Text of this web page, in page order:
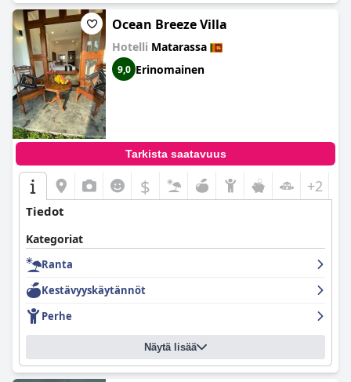
Ocean Breeze Villa
Hotelli Matarassa
9,0 Erinomainen
Tarkista saatavuus
$ +2
Tiedot
Kategoriat
Ranta
Kestävyyskäytännöt
Perhe
Näytä lisää